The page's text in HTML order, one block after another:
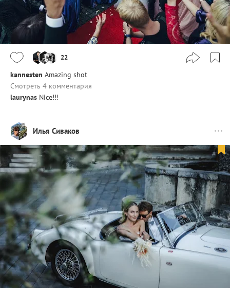
22
kannesten Amazing shot
Смотреть 4 комментария
laurynas Nice!!!
Илья Сиваков